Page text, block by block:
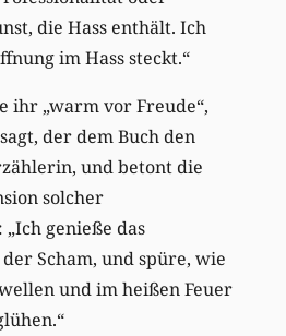
die Hass enthält. Ich
im Hass steckt.“
ihr „warm vor Freude“,
der dem Buch den
und betont die
solcher
genieße das
Scham, und spüre, wie
und im heißen Feuer